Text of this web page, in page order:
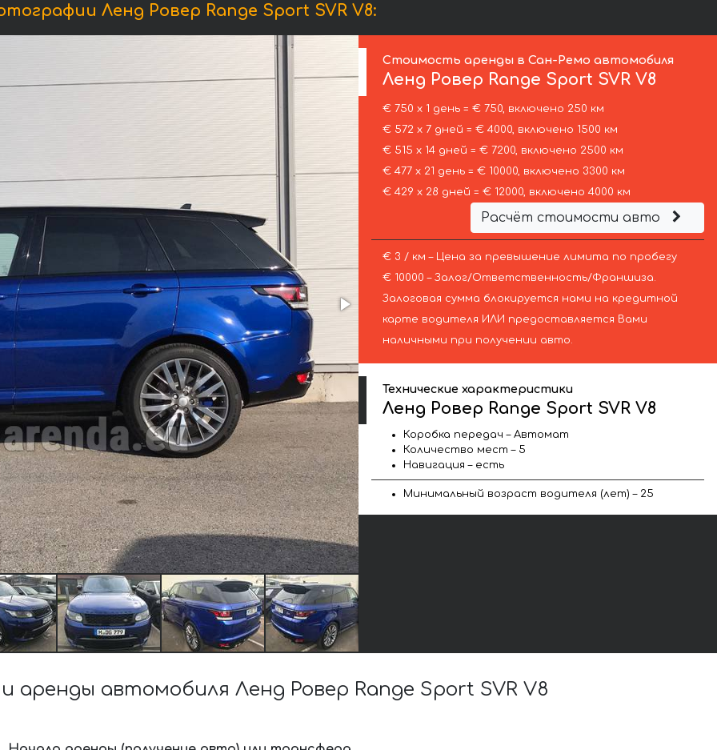
Ленд Ровер Range Sport SVR V8:
Стоимость аренды в Сан-Ремо автомобиля
Ленд Ровер Range Sport SVR V8
€ 750 х 1 день = € 750, включено 250 км
€ 572 х 7 дней = € 4000, включено 1500 км
€ 515 х 14 дней = € 7200, включено 2500 км
€ 477 х 21 день = € 10000, включено 3300 км
€ 429 х 28 дней = € 12000, включено 4000 км
Расчёт стоимости авто
€ 3 / км – Цена за превышение лимита по пробегу
€ 10000 – Залог/Ответственность/Франшиза.
Залоговая сумма блокируется нами на кредитной
карте водителя ИЛИ предоставляется Вами
наличными при получении авто.
Технические характеристики
Ленд Ровер Range Sport SVR V8
Коробка передач – Автомат
Количество мест – 5
Навигация – есть
Минимальный возраст водителя (лет) – 25
автомобиля Ленд Ровер Range Sport SVR V8